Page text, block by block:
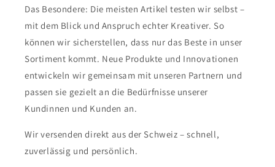
Das Besondere: Die meisten Artikel testen wir selbst –
mit dem Blick und Anspruch echter Kreativer. So
können wir sicherstellen, dass nur das Beste in unser
Sortiment kommt. Neue Produkte und Innovationen
entwickeln wir gemeinsam mit unseren Partnern und
passen sie gezielt an die Bedürfnisse unserer
Kundinnen und Kunden an.
Wir versenden direkt aus der Schweiz – schnell,
zuverlässig und persönlich.